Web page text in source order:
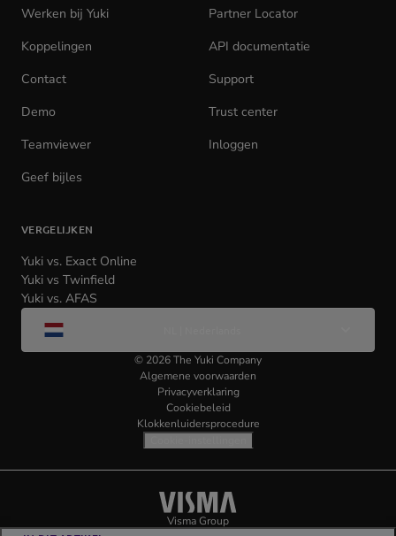
Werken bij Yuki
Partner Locator
Koppelingen
API documentatie
Contact
Support
Demo
Trust center
Teamviewer
Inloggen
Geef bijles
VERGELIJKEN
Yuki vs. Exact Online
Yuki vs Twinfield
Yuki vs. AFAS
© 2026The Yuki Company
Algemene voorwaarden
Privacyverklaring
Cookiebeleid
Klokkenluidersprocedure
Visma
(opens
Visma Group